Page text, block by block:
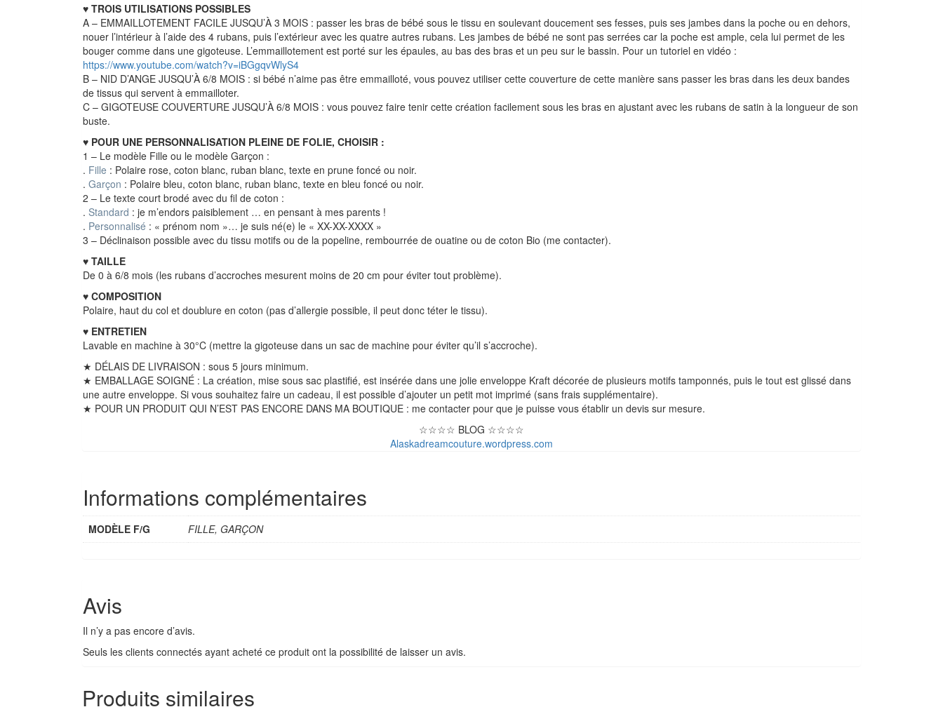
♥ TROIS UTILISATIONS POSSIBLES
A – EMMAILLOTEMENT FACILE JUSQU’À 3 MOIS : passer les bras de bébé sous le tissu en soulevant doucement ses fesses, puis ses jambes dans la poche ou en dehors,
nouer l’intérieur à l’aide des 4 rubans, puis l’extérieur avec les quatre autres rubans. Les jambes de bébé ne sont pas serrées car la poche est ample, cela lui permet de les
bouger comme dans une gigoteuse. L’emmaillotement est porté sur les épaules, au bas des bras et un peu sur le bassin. Pour un tutoriel en vidéo :
https://www.youtube.com/watch?v=iBGgqvWlyS4
B – NID D’ANGE JUSQU’À 6/8 MOIS : si bébé n’aime pas être emmailloté, vous pouvez utiliser cette couverture de cette manière sans passer les bras dans les deux bandes
de tissus qui servent à emmailloter.
C – GIGOTEUSE COUVERTURE JUSQU’À 6/8 MOIS : vous pouvez faire tenir cette création facilement sous les bras en ajustant avec les rubans de satin à la longueur de son
buste.
♥ POUR UNE PERSONNALISATION PLEINE DE FOLIE, CHOISIR :
1 – Le modèle Fille ou le modèle Garçon :
. Fille : Polaire rose, coton blanc, ruban blanc, texte en prune foncé ou noir.
. Garçon : Polaire bleu, coton blanc, ruban blanc, texte en bleu foncé ou noir.
2 – Le texte court brodé avec du fil de coton :
. Standard : je m’endors paisiblement … en pensant à mes parents !
. Personnalisé : « prénom nom »… je suis né(e) le « XX-XX-XXXX »
3 – Déclinaison possible avec du tissu motifs ou de la popeline, rembourrée de ouatine ou de coton Bio (me contacter).
♥ TAILLE
De 0 à 6/8 mois (les rubans d’accroches mesurent moins de 20 cm pour éviter tout problème).
♥ COMPOSITION
Polaire, haut du col et doublure en coton (pas d’allergie possible, il peut donc téter le tissu).
♥ ENTRETIEN
Lavable en machine à 30°C (mettre la gigoteuse dans un sac de machine pour éviter qu’il s’accroche).
★ DÉLAIS DE LIVRAISON : sous 5 jours minimum.
★ EMBALLAGE SOIGNÉ : La création, mise sous sac plastifié, est insérée dans une jolie enveloppe Kraft décorée de plusieurs motifs tamponnés, puis le tout est glissé dans
une autre enveloppe. Si vous souhaitez faire un cadeau, il est possible d’ajouter un petit mot imprimé (sans frais supplémentaire).
★ POUR UN PRODUIT QUI N’EST PAS ENCORE DANS MA BOUTIQUE : me contacter pour que je puisse vous établir un devis sur mesure.
☆☆☆☆ BLOG ☆☆☆☆
Alaskadreamcouture.wordpress.com
Informations complémentaires
MODÈLE F/G FILLE, GARÇON
Avis
Il n’y a pas encore d’avis.
Seuls les clients connectés ayant acheté ce produit ont la possibilité de laisser un avis.
Produits similaires